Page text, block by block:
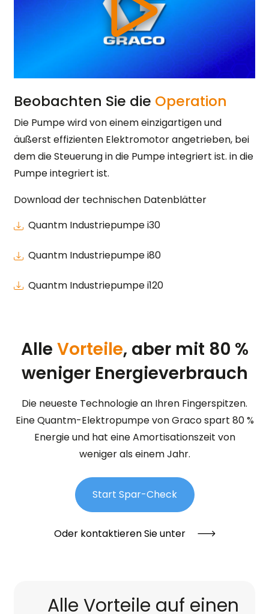
Beobachten Sie die Operation
Die Pumpe wird von einem einzigartigen und
äußerst effizienten Elektromotor angetrieben, bei
dem die Steuerung in die Pumpe integriert ist. in die
Pumpe integriert ist.
Download der technischen Datenblätter
Quantm Industriepumpe i30
Quantm Industriepumpe i80
Quantm Industriepumpe i120
Alle Vorteile, aber mit 80 %
weniger Energieverbrauch
Die neueste Technologie an Ihren Fingerspitzen.
Eine Quantm-Elektropumpe von Graco spart 80 %
Energie und hat eine Amortisationszeit von
weniger als einem Jahr.
Start Spar-Check
Oder kontaktieren Sie unter
Alle Vorteile auf einen